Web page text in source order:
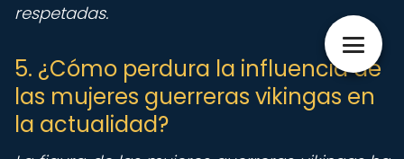
respetadas.
5. ¿Cómo perdura la influencia de
las mujeres guerreras vikingas en
la actualidad?